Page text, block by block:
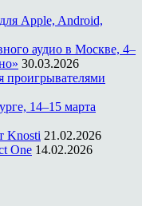
Apple, Android,
аудио в Москве, 4–
30.03.2026
проигрывателями
14–15 марта
Knosti 21.02.2026
One 14.02.2026